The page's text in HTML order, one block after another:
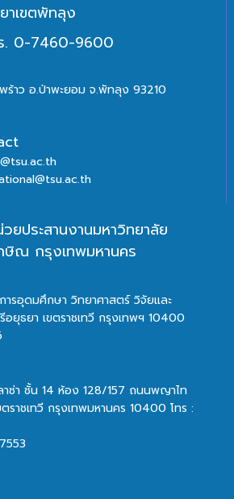
าเขตพัทลุง
. 0-7460-9600
าว อ.ป่าพะยอม จ.พัทลุง 93210
ยประสานงานมหาวิทยาลัย
ษิณ กรุงเทพมหานคร
ารอุดมศึกษา วิทยาศาสตร์ วิจัยและ
ยุธยา เขตราชเทวี กรุงเทพฯ 10400
ซ่า ชั้น 14 ห้อง 128/157 ถนนพญาไท
ราชเทวี กรุงเทพมหานคร 10400 โทร :